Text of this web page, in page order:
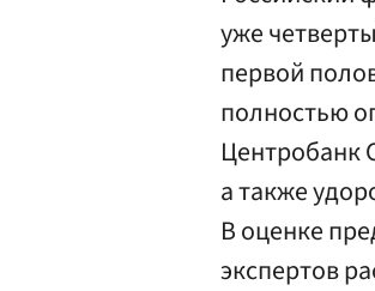
уже
первой
полностью
Центробанк
а также
В оценке
экспертов